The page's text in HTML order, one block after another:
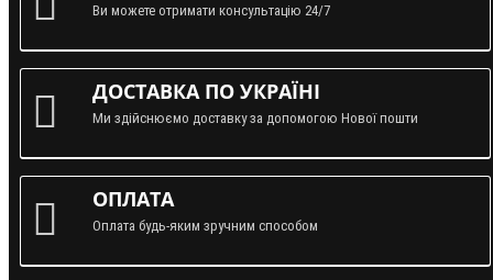
Ви можете отримати консультацію 24/7
ДОСТАВКА ПО УКРАЇНІ
Ми здійснюємо доставку за допомогою Нової пошти
ОПЛАТА
Оплата будь-яким зручним способом